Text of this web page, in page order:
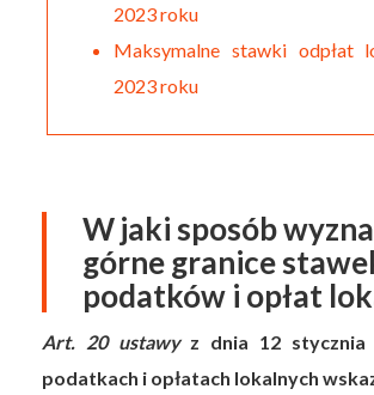
2023 roku
Maksymalne stawki odpłat
2023 roku
W jaki sposób
górne granice
podatków i opłat
Art. 20 ustawyz dnia 12 stycznia
podatkach i opłatach lokalnych